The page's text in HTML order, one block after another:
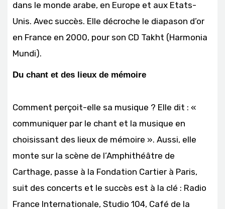
dans le monde arabe, en Europe et aux Etats-
Unis. Avec succès. Elle décroche le diapason d’or
en France en 2000, pour son CD Takht (Harmonia
Mundi).
Du chant et des lieux de mémoire
Comment perçoit-elle sa musique ? Elle dit : «
communiquer par le chant et la musique en
choisissant des lieux de mémoire ». Aussi, elle
monte sur la scène de l’Amphithéâtre de
Carthage, passe à la Fondation Cartier à Paris,
suit des concerts et le succès est à la clé : Radio
France Internationale, Studio 104, Café de la